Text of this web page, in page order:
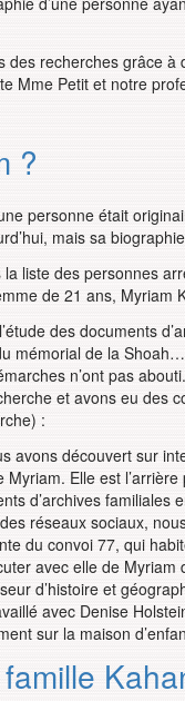
des recherches grâce
Mme Petit et notre
?
personne était
mais sa
liste des personnes
de 21 ans, Myriam
des documents
mémorial de la
n’ont pas
et avons eu des
:
avons découvert sur
Myriam. Elle est
d’archives
réseaux sociaux,
du convoi 77, qui
avec elle de Myriam
d’histoire et
avec Denise
sur la maison